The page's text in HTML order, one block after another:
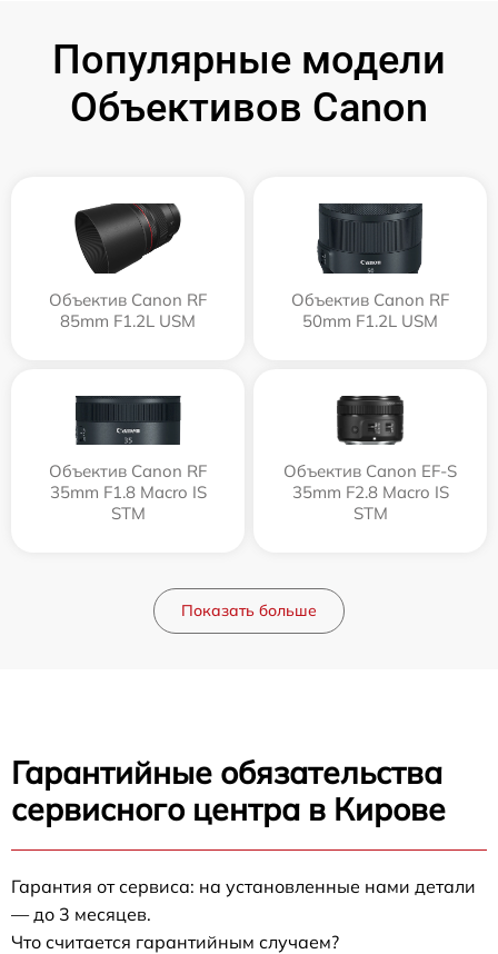
Популярные модели
Объективов Canon
Объектив Canon RF
85mm F1.2L USM
Объектив Canon RF
50mm F1.2L USM
Объектив Canon RF
35mm F1.8 Macro IS
STM
Объектив Canon EF-S
35mm F2.8 Macro IS
STM
Показать больше
Гарантийные обязательства
сервисного центра в Кирове
Гарантия от сервиса: на установленные нами детали
— до 3 месяцев.
Что считается гарантийным случаем?